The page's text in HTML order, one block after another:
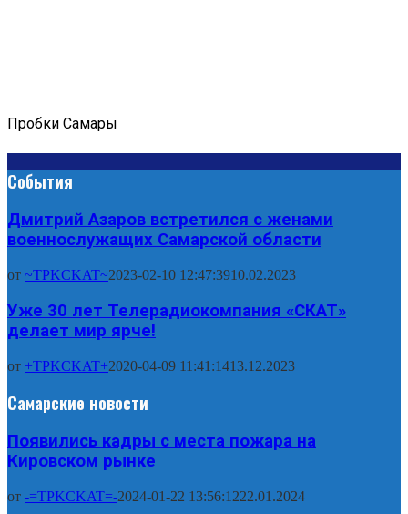
Пробки Самары
События
Дмитрий Азаров встретился с женами
военнослужащих Самарской области
от ~TPKCKAT~2023-02-10 12:47:3910.02.2023
Уже 30 лет Телерадиокомпания «СКАТ»
делает мир ярче!
от +TPKCKAT+2020-04-09 11:41:1413.12.2023
Самарские новости
Появились кадры с места пожара на
Кировском рынке
от -=TPKCKAT=-2024-01-22 13:56:1222.01.2024